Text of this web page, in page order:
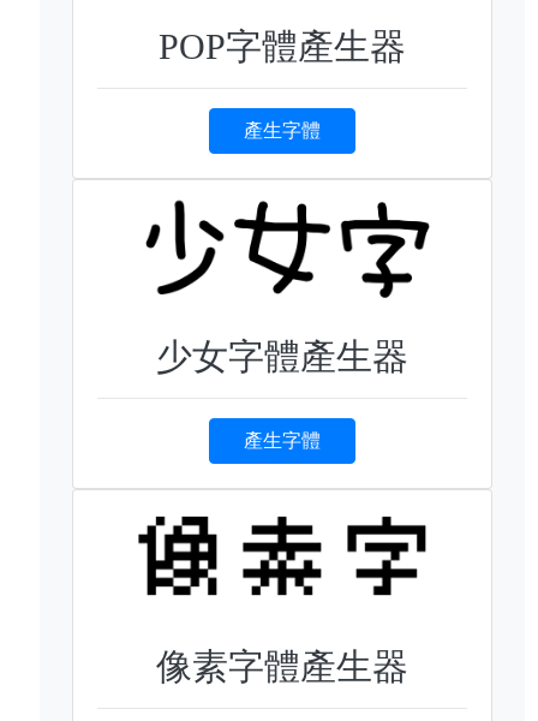
POP字體產生器
產生字體
少女字體產生器
產生字體
像素字體產生器